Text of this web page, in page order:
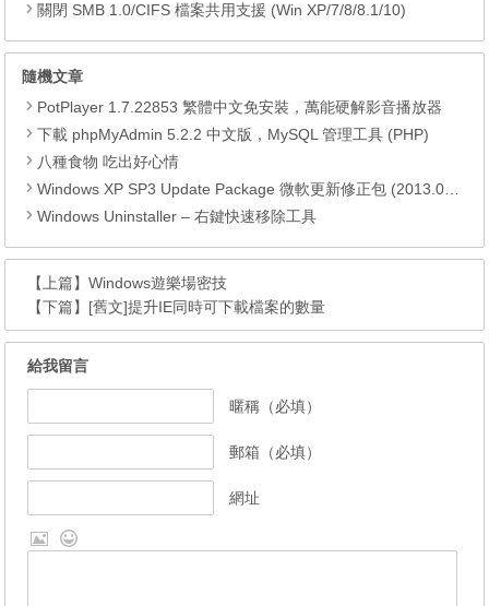
關閉 SMB 1.0/CIFS 檔案共用支援 (Win XP/7/8/8.1/10)
隨機文章
PotPlayer 1.7.22853 繁體中文免安裝，萬能硬解影音播放器
下載 phpMyAdmin 5.2.2 中文版，MySQL 管理工具 (PHP)
八種食物 吃出好心情
Windows XP SP3 Update Package 微軟更新修正包 (2013.04月份)
Windows Uninstaller – 右鍵快速移除工具
【上篇】Windows遊樂場密技
【下篇】 [舊文]提升IE同時可下載檔案的數量
給我留言
暱稱（必填）
郵箱（必填）
網址